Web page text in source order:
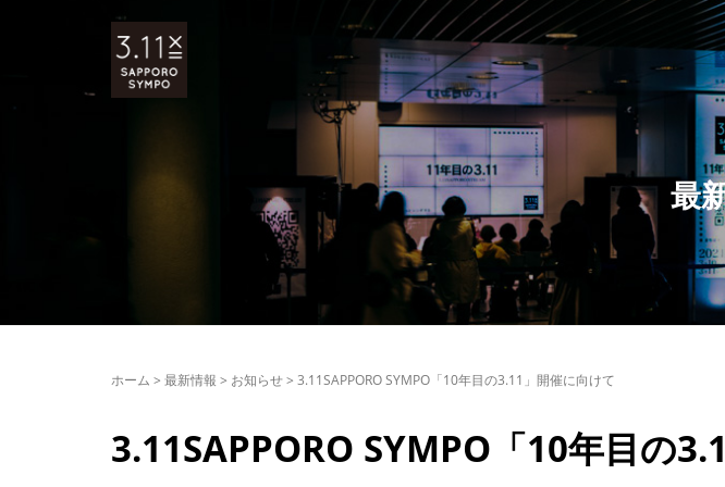
最
ホーム > 最新情報 > お知らせ> 3.11SAPPORO SYMPO「10年目の3.11」開催に向けて
3.11SAPPORO SYMPO「10年目の